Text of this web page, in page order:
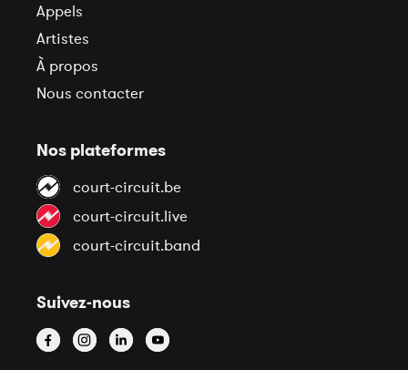
Appels
Artistes
À propos
Nous contacter
Nos plateformes
court-circuit.be
court-circuit.live
court-circuit.band
Suivez-nous